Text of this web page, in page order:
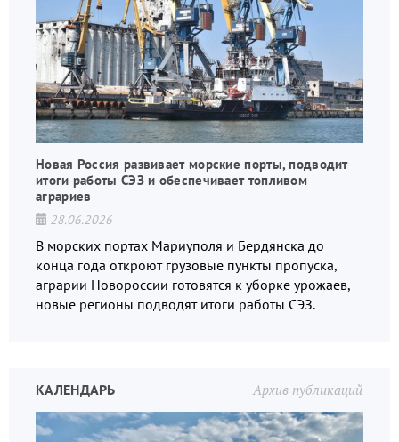
Новая Россия развивает морские порты, подводит
итоги работы СЭЗ и обеспечивает топливом
аграриев
28.06.2026
В морских портах Мариуполя и Бердянска до
конца года откроют грузовые пункты пропуска,
аграрии Новороссии готовятся к уборке урожаев,
новые регионы подводят итоги работы СЭЗ.
Архив публикаций
КАЛЕНДАРЬ